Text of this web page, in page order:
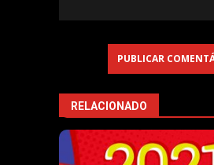
RELACIONADO